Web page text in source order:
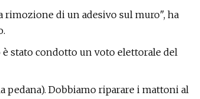
rimozione di un adesivo sul muro", ha
stato condotto un voto elettorale del
Dobbiamo riparare i mattoni al